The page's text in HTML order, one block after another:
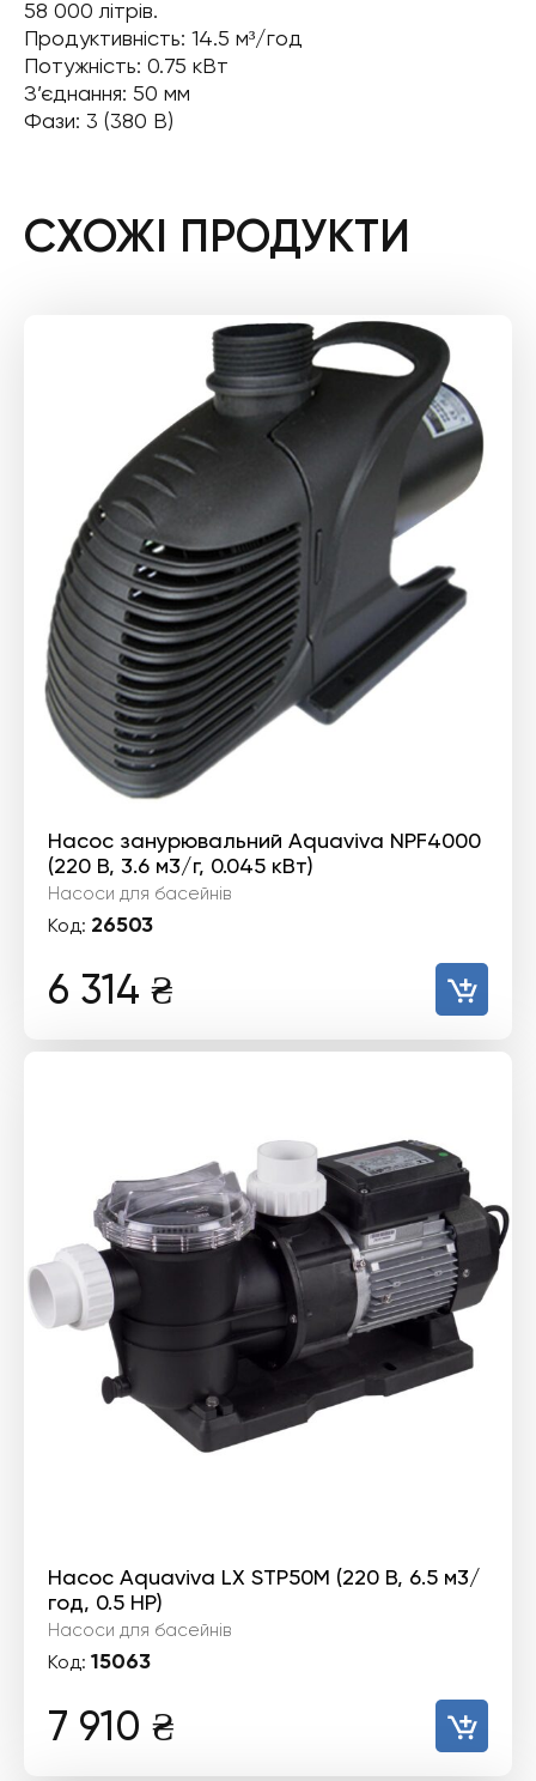
58 000 літрів.
Продуктивність: 14.5 м³/год
Потужність: 0.75 кВт
З’єднання: 50 мм
Фази: 3 (380 В)
СХОЖІ ПРОДУКТИ
Насос занурювальний Aquaviva NPF4000
(220 В, 3.6 м3/г, 0.045 кВт)
Насоси для басейнів
Код: 26503
6 314 ₴
Насос Aquaviva LX STP50M (220 В, 6.5 м3/
год, 0.5 HP)
Насоси для басейнів
Код: 15063
7 910 ₴